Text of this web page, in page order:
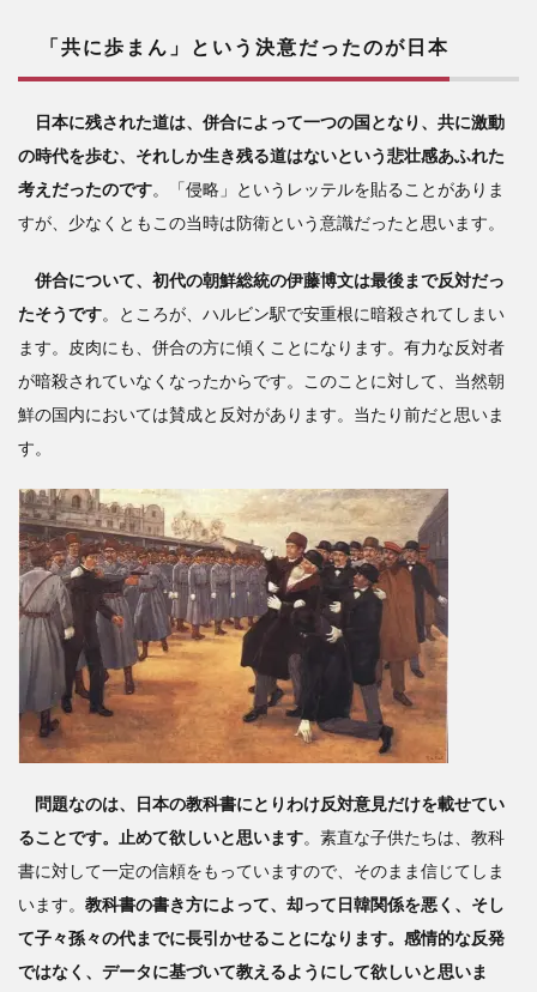
「共に歩まん」という決意だったのが日本
日本に残された道は、併合によって一つの国となり、共に激動
の時代を歩む、それしか生き残る道はないという悲壮感あふれた
考えだったのです。「侵略」というレッテルを貼ることがありま
すが、少なくともこの当時は防衛という意識だったと思います。
併合について、初代の朝鮮総統の伊藤博文は最後まで反対だっ
たそうです。ところが、ハルビン駅で安重根に暗殺されてしまい
ます。皮肉にも、併合の方に傾くことになります。有力な反対者
が暗殺されていなくなったからです。このことに対して、当然朝
鮮の国内においては賛成と反対があります。当たり前だと思いま
す。
問題なのは、日本の教科書にとりわけ反対意見だけを載せてい
ることです。止めて欲しいと思います。素直な子供たちは、教科
書に対して一定の信頼をもっていますので、そのまま信じてしま
います。 教科書の書き方によって、却って日韓関係を悪く、そし
て子々孫々の代までに長引かせることになります。感情的な反発
ではなく、データに基づいて教えるようにして欲しいと思いま